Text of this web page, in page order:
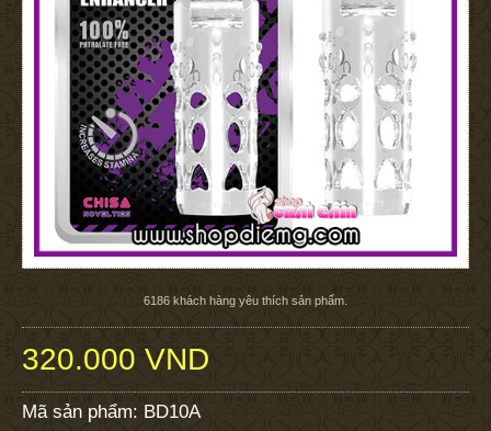
6186 khách hàng yêu thích sản phẩm.
320.000 VND
Mã sản phẩm: BD10A